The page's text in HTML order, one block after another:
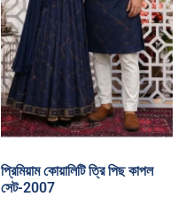
প্রিমিয়াম কোয়ালিটি ত্রি পিছ কাপল
সেট-2007